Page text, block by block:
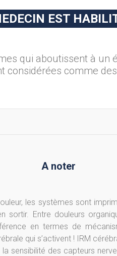
EST
qui aboutissent à
considérées comme
A noter
les systèmes sont
sortir. Entre douleurs
en termes de
qui s’activent ! IRM
sensibilité des capteurs